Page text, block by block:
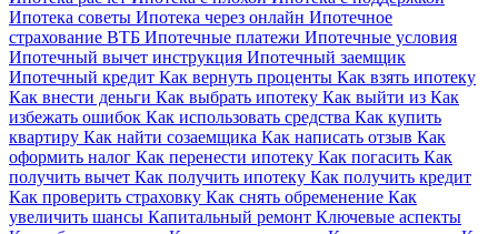
Ипотека советы Ипотека через онлайн Ипотечное
страхование ВТБ Ипотечные платежи Ипотечные условия
Ипотечный вычет инструкция Ипотечный заемщик
Ипотечный кредит Как вернуть проценты Как взять ипотеку
Как внести деньги Как выбрать ипотеку Как выйти из Как
избежать ошибок Как использовать средства Как купить
квартиру Как найти созаемщика Как написать отзыв Как
оформить налог Как перенести ипотеку Как погасить Как
получить вычет Как получить ипотеку Как получить кредит
Как проверить страховку Как снять обременение Как
увеличить шансы Капитальный ремонт Ключевые аспекты